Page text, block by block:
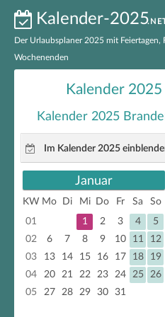
Kalender-2025
Der Urlaubsplaner 2025 mit Feiertagen,
Wochenenden
Ferien 2025 nach
Feiertage 2025 Deutschland
Brückentage 2025
Kalender 2025 zum
EXCEL-Kalender 2025
Kalender
Kalender 2025
Im Kalender 2025
gesetzliche Feiertage
nicht gesetzliche Feiertage
Brückentage
lange Wochenenden
Januar
KW Mo Di Mi Do Fr Sa
So
01
1 2 3 4
5
02
6 7 8 9 10 11
12
03
13 14 15 16 17 18
19
04
20 21 22 23 24 25
26
05
27 28 29 30 31